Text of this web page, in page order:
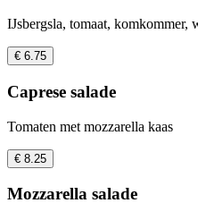
IJsbergsla, tomaat, komkommer,
€ 6.75
Caprese salade
Tomaten met mozzarella kaas
€ 8.25
Mozzarella salade